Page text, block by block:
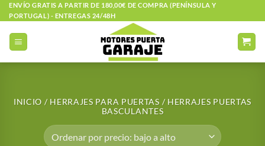
Saltar
al
contenido
ENVÍO GRATIS A PARTIR DE 180,00€ DE COMPRA (PENÍNSULA Y
PORTUGAL) - ENTREGAS 24/48H
INICIO / HERRAJES PARA PUERTAS /HERRAJES PUERTAS
BASCULANTES